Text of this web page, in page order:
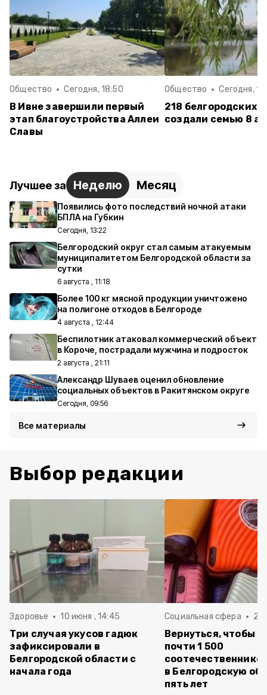
Общество Сегодня, 18:50
В Ивне завершили первый
этап благоустройства Аллеи
Славы
Общество Сегодня,
218 белгородских
создали семью 8
Лучшее за Неделю Месяц
Появились фото последствий ночной атаки
БПЛА на Губкин
Сегодня, 13:22
Белгородский округ стал самым атакуемым
муниципалитетом Белгородской области за
сутки
6 августа , 11:18
Более 100 кг мясной продукции уничтожено
на полигоне отходов в Белгороде
4 августа , 12:44
Беспилотник атаковал коммерческий объект
в Короче, пострадали мужчина и подросток
2 августа , 21:11
Александр Шуваев оценил обновление
социальных объектов в Ракитянском округе
Сегодня, 09:56
Все материалы
Выбор редакции
Здоровье 10 июня , 14:45
Три случая укусов гадюк
зафиксировали в
Белгородской области с
начала года
Социальная сфера 20
Вернуться, чтобы
почти 1 500
в Белгородскую
пять лет